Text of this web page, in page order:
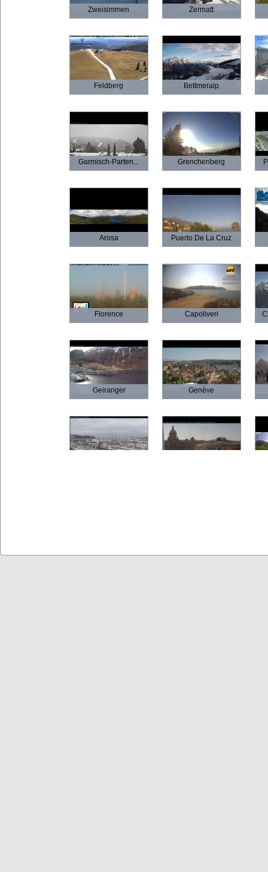
Zweisimmen Zermatt
Feldberg Bettmeralp
Garmisch-Parten... Grenchenberg
Arosa Puerto De La Cruz
Florence Capoliveri
Geiranger Genève